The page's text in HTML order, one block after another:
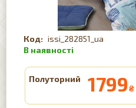
issi_282851_ua
Полуторний 1799₴